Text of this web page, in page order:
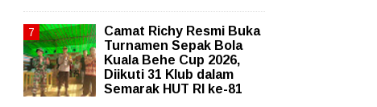
Camat Richy Resmi Buka
Turnamen Sepak Bola
Kuala Behe Cup 2026,
Diikuti 31 Klub dalam
Semarak HUT RI ke-81